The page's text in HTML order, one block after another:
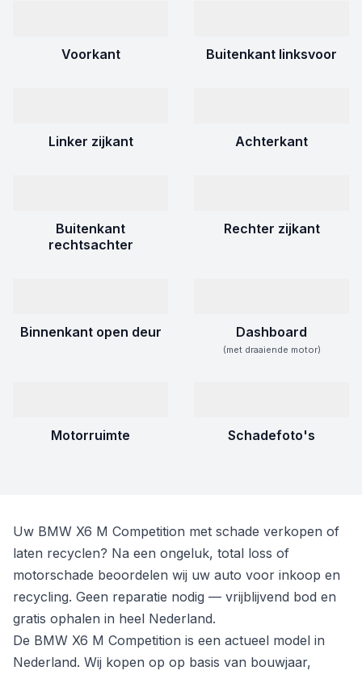
Voorkant Buitenkant linksvoor
Linker zijkant Achterkant
Buitenkant
rechtsachter
Rechter zijkant
Binnenkant open deur Dashboard
(met draaiende motor)
Motorruimte Schadefoto's
Uw BMW X6 M Competition met schade verkopen of
laten recyclen? Na een ongeluk, total loss of
motorschade beoordelen wij uw auto voor inkoop en
recycling. Geen reparatie nodig — vrijblijvend bod en
gratis ophalen in heel Nederland.
De BMW X6 M Competition is een actueel model in
Nederland. Wij kopen op op basis van bouwjaar,